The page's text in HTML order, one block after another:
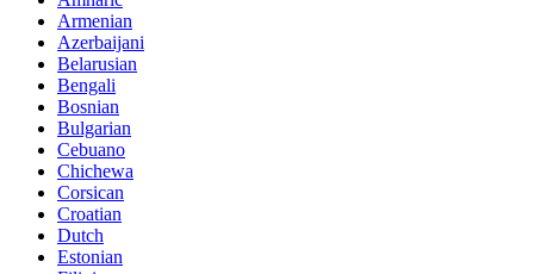
Armenian
Azerbaijani
Belarusian
Bengali
Bosnian
Bulgarian
Cebuano
Chichewa
Corsican
Croatian
Dutch
Estonian